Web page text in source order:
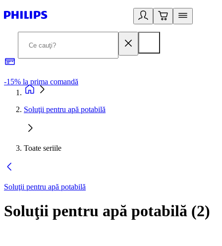
-15% la prima comandă
Soluţii pentru apă potabilă
Toate seriile
Soluţii pentru apă potabilă
Soluţii pentru apă potabilă (2)